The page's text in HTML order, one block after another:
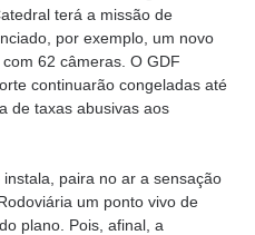
terá a missão de
por exemplo, um novo
62 câmeras. O GDF
continuarão congeladas até
de taxas abusivas aos
paira no ar a sensação
um ponto vivo de
plano. Pois, afinal, a